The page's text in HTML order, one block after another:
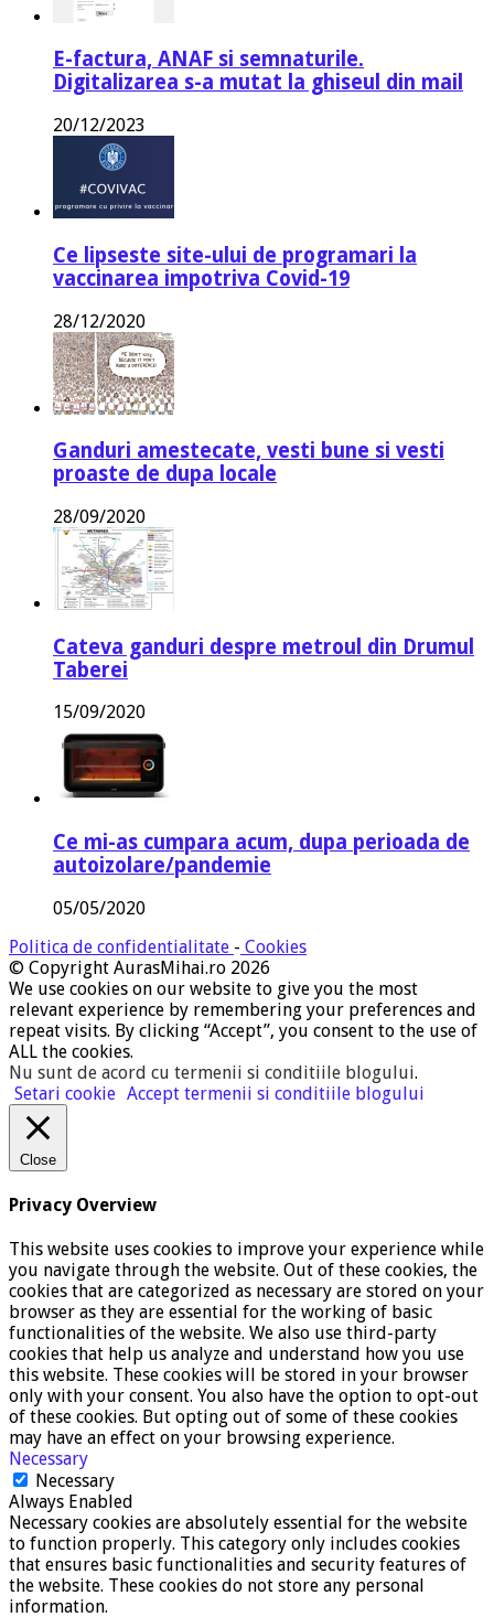
E-factura, ANAF si semnaturile.
Digitalizarea s-a mutat la ghiseul din mail
20/12/2023
Ce lipseste site-ului de programari la
vaccinarea impotriva Covid-19
28/12/2020
Ganduri amestecate, vesti bune si vesti
proaste de dupa locale
28/09/2020
Cateva ganduri despre metroul din Drumul
Taberei
15/09/2020
Ce mi-as cumpara acum, dupa perioada de
autoizolare/pandemie
05/05/2020
Politica de confidentialitate - Cookies
© Copyright AurasMihai.ro 2026
We use cookies on our website to give you the most
relevant experience by remembering your preferences and
repeat visits. By clicking “Accept”, you consent to the use of
ALL the cookies.
Nu sunt de acord cu termenii si conditiile blogului.
Setari cookie Accept termenii si conditiile blogului
Close
Privacy Overview
This website uses cookies to improve your experience while
you navigate through the website. Out of these cookies, the
cookies that are categorized as necessary are stored on your
browser as they are essential for the working of basic
functionalities of the website. We also use third-party
cookies that help us analyze and understand how you use
this website. These cookies will be stored in your browser
only with your consent. You also have the option to opt-out
of these cookies. But opting out of some of these cookies
may have an effect on your browsing experience.
Necessary
Necessary
Always Enabled
Necessary cookies are absolutely essential for the website
to function properly. This category only includes cookies
that ensures basic functionalities and security features of
the website. These cookies do not store any personal
information.